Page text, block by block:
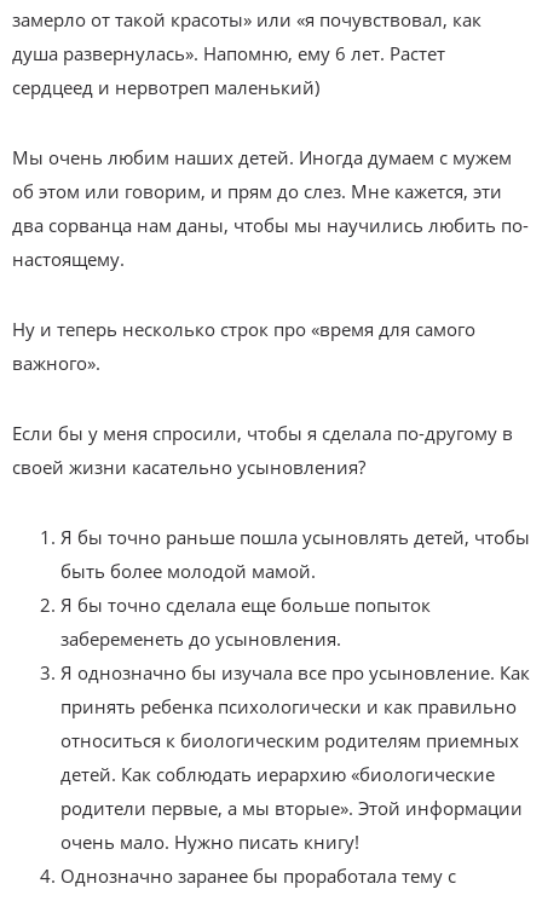
замерло от такой красоты» или «я почувствовал, как
душа развернулась». Напомню, ему 6 лет. Растет
сердцеед и нервотреп маленький)
Мы очень любим наших детей. Иногда думаем с мужем
об этом или говорим, и прям до слез. Мне кажется, эти
два сорванца нам даны, чтобы мы научились любить по-
настоящему.
Ну и теперь несколько строк про «время для самого
важного».
Если бы у меня спросили, чтобы я сделала по-другому в
своей жизни касательно усыновления?
Я бы точно раньше пошла усыновлять детей, чтобы
быть более молодой мамой.
Я бы точно сделала еще больше попыток
забеременеть до усыновления.
Я однозначно бы изучала все про усыновление. Как
принять ребенка психологически и как правильно
относиться к биологическим родителям приемных
детей. Как соблюдать иерархию «биологические
родители первые, а мы вторые». Этой информации
очень мало. Нужно писать книгу!
Однозначно заранее бы проработала тему с